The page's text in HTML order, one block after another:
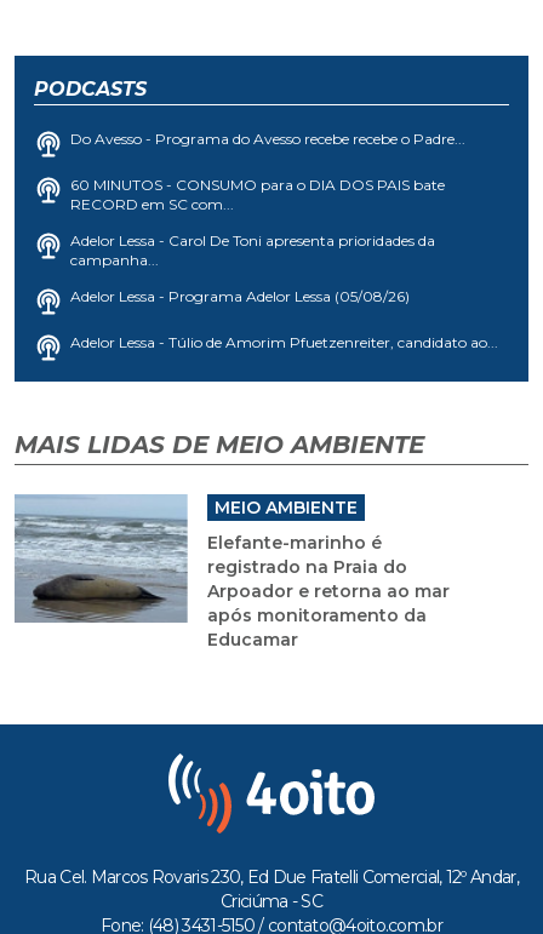
PODCASTS
Do Avesso - Programa do Avesso recebe recebe o Padre...
60 MINUTOS - CONSUMO para o DIA DOS PAIS bate
RECORD em SC com...
Adelor Lessa - Carol De Toni apresenta prioridades da
campanha...
Adelor Lessa - Programa Adelor Lessa (05/08/26)
Adelor Lessa - Túlio de Amorim Pfuetzenreiter, candidato ao...
MAIS LIDAS DE MEIO AMBIENTE
MEIO AMBIENTE
Elefante-marinho é
registrado na Praia do
Arpoador e retorna ao mar
após monitoramento da
Educamar
Rua Cel. Marcos Rovaris 230, Ed Due Fratelli Comercial, 12º Andar,
Criciúma - SC
Fone: (48) 3431-5150 / contato@4oito.com.br